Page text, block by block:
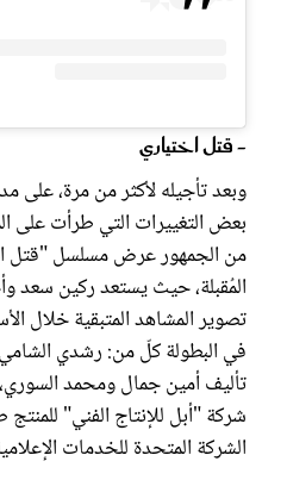
- قتل اختياري
وبعد تأجيله لأكثر من مرة، على
بعض التغييرات التي طرأت على
من الجمهور عرض مسلسل "قتل
المُقبلة، حيث يستعد ركين سعد
تصوير المشاهد المتبقية خلال
في البطولة كلّ من: رشدي
تأليف أمين جمال ومحمد
شركة "أبل للإنتاج الفني"
الشركة المتحدة للخدمات